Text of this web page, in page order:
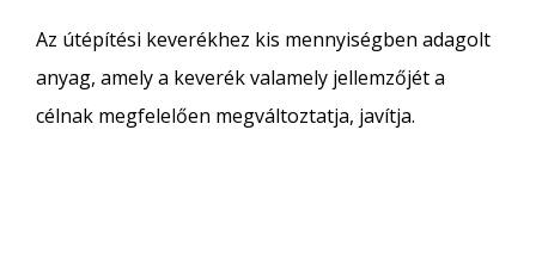
Az útépítési keverékhez kis mennyiségben adagolt
anyag, amely a keverék valamely jellemzőjét a
célnak megfelelően megváltoztatja, javítja.